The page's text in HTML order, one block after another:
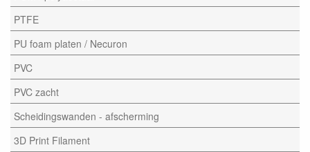
PTFE
PU foam platen / Necuron
PVC
PVC zacht
Scheidingswanden - afscherming
3D Print Filament